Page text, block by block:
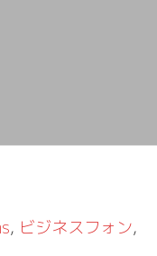
, ビジネスフォン